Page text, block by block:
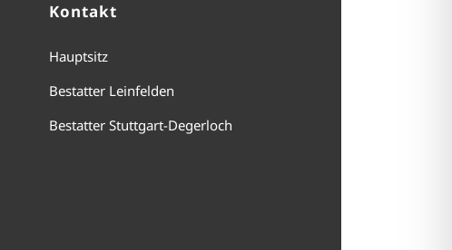
Kontakt
Hauptsitz
Bestatter Leinfelden
Bestatter Stuttgart-Degerloch